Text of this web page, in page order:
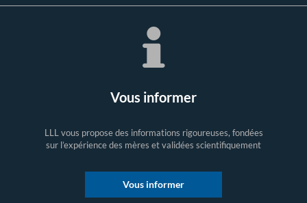
Vous informer
LLL vous propose des informations rigoureuses, fondées
sur l’expérience des mères et validées scientifiquement
Vous informer